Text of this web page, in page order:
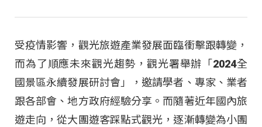
受疫情影響，觀光旅遊產業發展面臨衝擊跟轉變，
而為了順應未來觀光趨勢，觀光署舉辦「2024全
國景區永續發展研討會」，邀請學者、專家、業者
跟各部會、地方政府經驗分享。而隨著近年國內旅
遊走向，從大團遊客踩點式觀光，逐漸轉變為小團